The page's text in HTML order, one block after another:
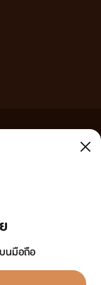
นมือถือ
ผู้อ่านทุกท่านโปรดใช้
ต่อกฎหมายและศีลธรรม
ทั้งนี้ ทางเว็บไซต์ขอสงวน